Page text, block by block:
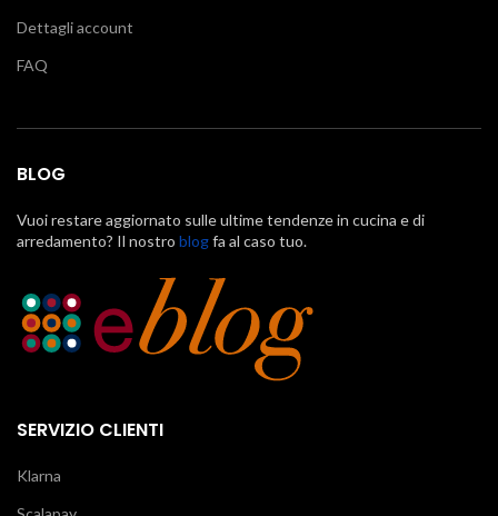
Dettagli account
FAQ
BLOG
Vuoi restare aggiornato sulle ultime tendenze in cucina e di
arredamento? Il nostro blogfa al caso tuo.
SERVIZIO CLIENTI
Klarna